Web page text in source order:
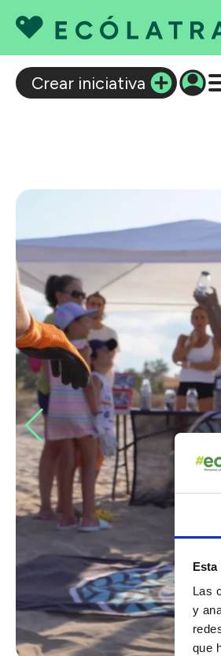
Las
y
que
Crear iniciativa